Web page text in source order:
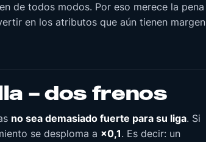
de todos modos. Por eso merece la pena
en los atributos que aún tienen margen
– dos frenos
no sea demasiado fuerte para su liga. Si
se desploma a ×0,1. Es decir: un